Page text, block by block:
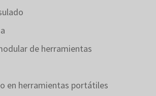
de herramientas
en herramientas portátiles